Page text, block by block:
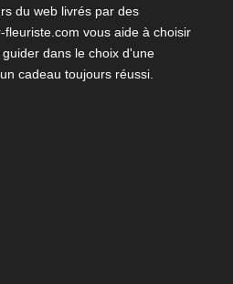
du web livrés par des
vous aide à choisir
dans le choix d'une
cadeau toujours réussi.